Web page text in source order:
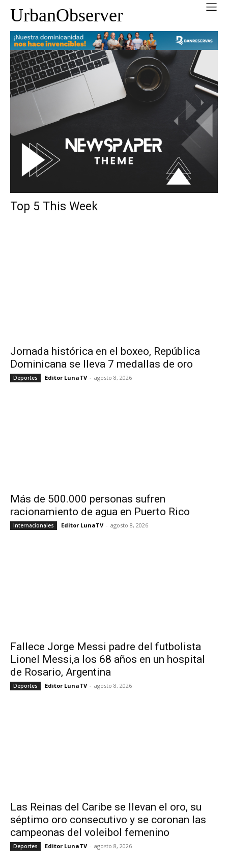
UrbanObserver
Top 5 This Week
Jornada histórica en el boxeo, República
Dominicana se lleva 7 medallas de oro
Deportes Editor LunaTV - agosto 8, 2026
Más de 500.000 personas sufren
racionamiento de agua en Puerto Rico
Internacionales Editor LunaTV - agosto 8, 2026
Fallece Jorge Messi padre del futbolista
Lionel Messi,a los 68 años en un hospital
de Rosario, Argentina
Deportes Editor LunaTV - agosto 8, 2026
Las Reinas del Caribe se llevan el oro, su
séptimo oro consecutivo y se coronan las
campeonas del voleibol femenino
Deportes Editor LunaTV - agosto 8, 2026